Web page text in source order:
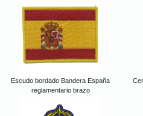
Escudo bordado Bandera España
reglamentario brazo